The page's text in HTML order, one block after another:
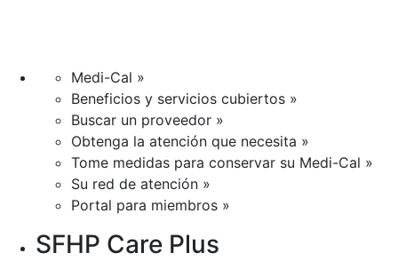
Medi-Cal »
Beneficios y servicios cubiertos »
Buscar un proveedor »
Obtenga la atención que necesita »
Tome medidas para conservar su Medi-Cal »
Su red de atención »
Portal para miembros »
SFHP Care Plus